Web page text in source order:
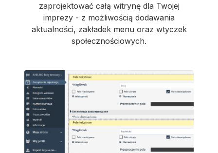
zaprojektować całą witrynę dla Twojej
imprezy - z możliwością dodawania
aktualności, zakładek menu oraz wtyczek
społecznościowych.